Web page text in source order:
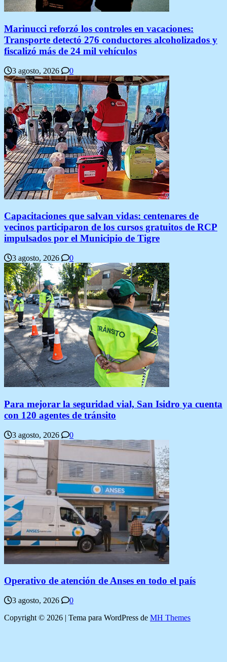
Marinucci reforzó los controles en vacaciones:
Transporte detectó 276 conductores alcoholizados y
fiscalizó más de 24 mil vehículos
3 agosto, 2026 0
Capacitaciones que salvan vidas: centenares de
vecinos participaron de los cursos gratuitos de RCP
impulsados por el Municipio de Tigre
3 agosto, 2026 0
Para mejorar la seguridad vial, San Isidro ya cuenta
con 120 agentes de tránsito
3 agosto, 2026 0
Operativo de atención de Anses en todo el país
3 agosto, 2026
0
Copyright © 2026 | Tema para WordPress de MH Themes